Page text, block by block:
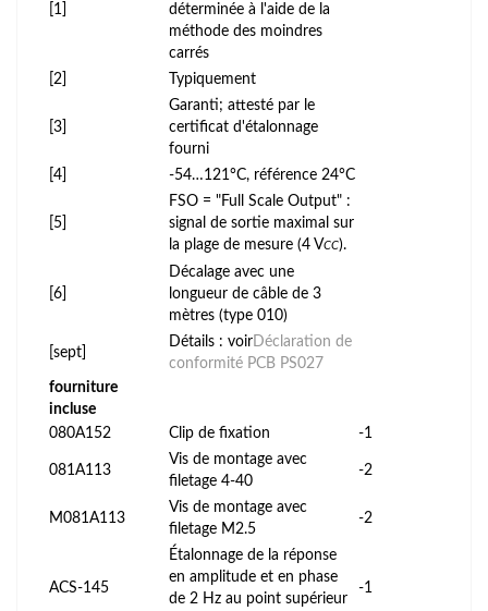
[1]
déterminée à l'aide de la
méthode des moindres
carrés
[2]
Typiquement
[3]
Garanti; attesté par le
certificat d'étalonnage
fourni
[4]
-54…121°C, référence 24°C
[5]
FSO = "Full Scale Output" :
signal de sortie maximal sur
la plage de mesure (4 VCC).
[6]
Décalage avec une
longueur de câble de 3
mètres (type 010)
[sept]
Détails : voir Déclaration de
conformité PCB PS027
fourniture
incluse
080A152
Clip de fixation -1
081A113
Vis de montage avec
filetage 4-40
-2
M081A113
Vis de montage avec
filetage M2.5
-2
ACS-145
Étalonnage de la réponse
en amplitude et en phase
de 2 Hz au point supérieur
-1